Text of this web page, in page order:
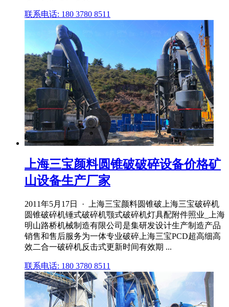
联系电话: 180 3780 8511
上海三宝颜料圆锥破破碎设备价格矿
山设备生产厂家
2011年5月17日 · 上海三宝颜料圆锥破上海三宝破碎机
圆锥破碎机锤式破碎机颚式破碎机灯具配附件照业_上海
明山路桥机械制造有限公司是集研发设计生产制造产品
销售和售后服务为一体专业破碎上海三宝PCD超高细高
效二合一破碎机反击式更新时间有效期 ...
联系电话: 180 3780 8511